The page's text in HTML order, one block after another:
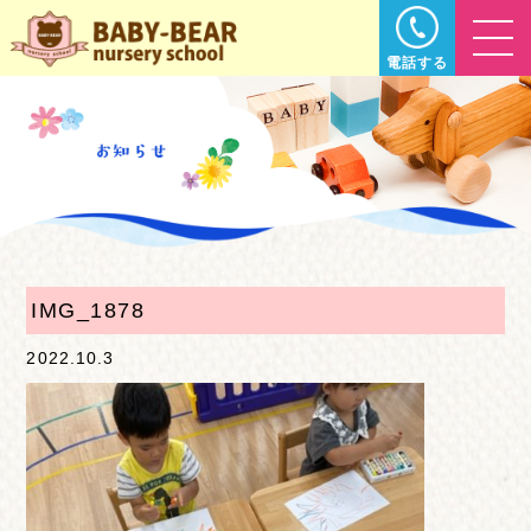
電話する
IMG_1878
2022.10.3